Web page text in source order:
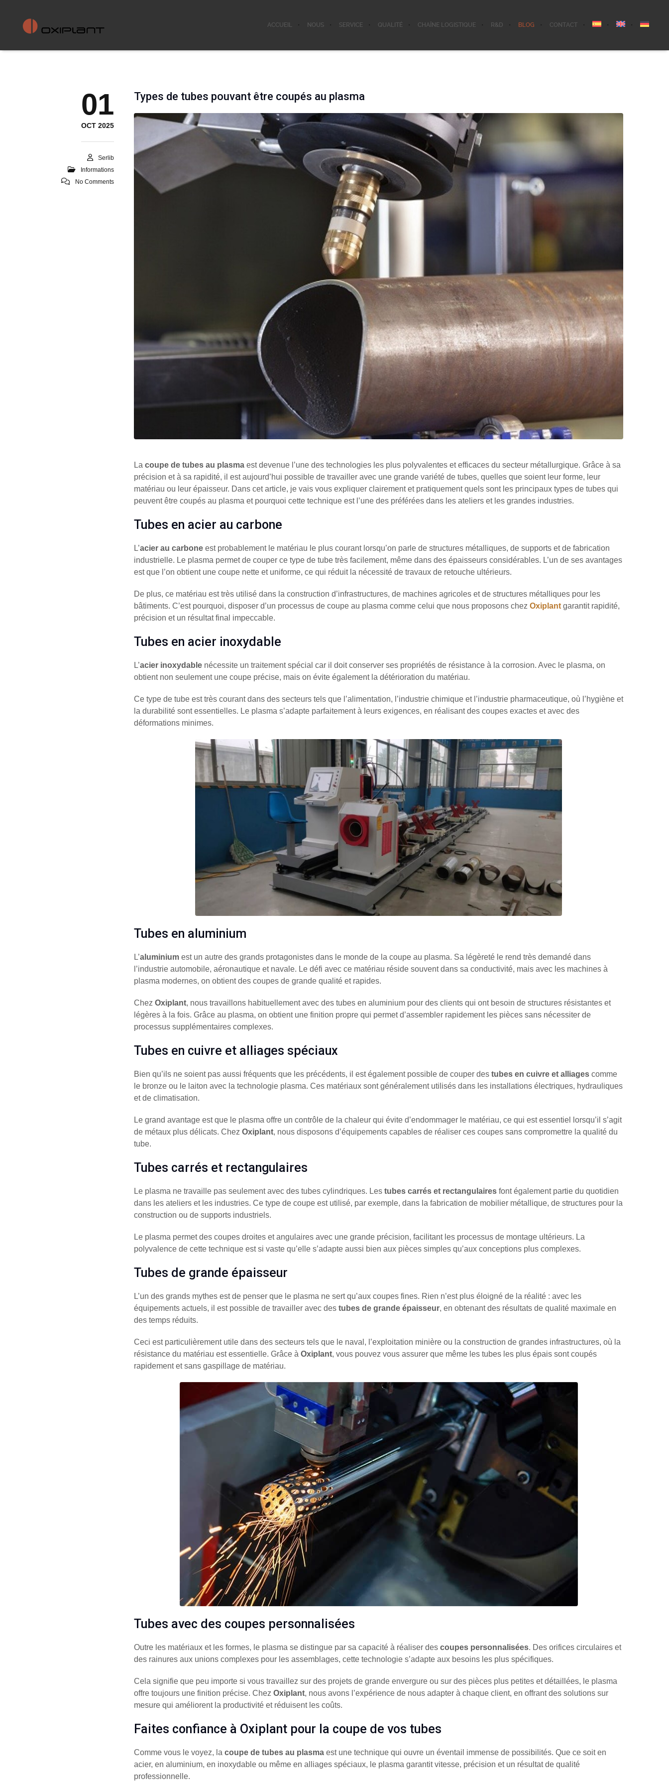
ACCUEIL NOUS SERVICE QUALITÉ CHAÎNE LOGISTIQUE R&D BLOG CONTACT
01
OCT 2025
Serlib
Informations
No Comments
Types de tubes pouvant être coupés au plasma
La coupe de tubes au plasma est devenue l’une des technologies les plus polyvalentes et efficaces du secteur métallurgique. Grâce à sa
précision et à sa rapidité, il est aujourd’hui possible de travailler avec une grande variété de tubes, quelles que soient leur forme, leur
matériau ou leur épaisseur. Dans cet article, je vais vous expliquer clairement et pratiquement quels sont les principaux types de tubes qui
peuvent être coupés au plasma et pourquoi cette technique est l’une des préférées dans les ateliers et les grandes industries.
Tubes en acier au carbone
L’acier au carbone est probablement le matériau le plus courant lorsqu’on parle de structures métalliques, de supports et de fabrication
industrielle. Le plasma permet de couper ce type de tube très facilement, même dans des épaisseurs considérables. L’un de ses avantages
est que l’on obtient une coupe nette et uniforme, ce qui réduit la nécessité de travaux de retouche ultérieurs.
De plus, ce matériau est très utilisé dans la construction d’infrastructures, de machines agricoles et de structures métalliques pour les
bâtiments. C’est pourquoi, disposer d’un processus de coupe au plasma comme celui que nous proposons chez Oxiplant garantit rapidité,
précision et un résultat final impeccable.
Tubes en acier inoxydable
L’acier inoxydable nécessite un traitement spécial car il doit conserver ses propriétés de résistance à la corrosion. Avec le plasma, on
obtient non seulement une coupe précise, mais on évite également la détérioration du matériau.
Ce type de tube est très courant dans des secteurs tels que l’alimentation, l’industrie chimique et l’industrie pharmaceutique, où l’hygiène et
la durabilité sont essentielles. Le plasma s’adapte parfaitement à leurs exigences, en réalisant des coupes exactes et avec des
déformations minimes.
Tubes en aluminium
L’aluminium est un autre des grands protagonistes dans le monde de la coupe au plasma. Sa légèreté le rend très demandé dans
l’industrie automobile, aéronautique et navale. Le défi avec ce matériau réside souvent dans sa conductivité, mais avec les machines à
plasma modernes, on obtient des coupes de grande qualité et rapides.
Chez Oxiplant, nous travaillons habituellement avec des tubes en aluminium pour des clients qui ont besoin de structures résistantes et
légères à la fois. Grâce au plasma, on obtient une finition propre qui permet d’assembler rapidement les pièces sans nécessiter de
processus supplémentaires complexes.
Tubes en cuivre et alliages spéciaux
Bien qu’ils ne soient pas aussi fréquents que les précédents, il est également possible de couper des tubes en cuivre et alliages comme
le bronze ou le laiton avec la technologie plasma. Ces matériaux sont généralement utilisés dans les installations électriques, hydrauliques
et de climatisation.
Le grand avantage est que le plasma offre un contrôle de la chaleur qui évite d’endommager le matériau, ce qui est essentiel lorsqu’il s’agit
de métaux plus délicats. Chez Oxiplant, nous disposons d’équipements capables de réaliser ces coupes sans compromettre la qualité du
tube.
Tubes carrés et rectangulaires
Le plasma ne travaille pas seulement avec des tubes cylindriques. Les tubes carrés et rectangulaires font également partie du quotidien
dans les ateliers et les industries. Ce type de coupe est utilisé, par exemple, dans la fabrication de mobilier métallique, de structures pour la
construction ou de supports industriels.
Le plasma permet des coupes droites et angulaires avec une grande précision, facilitant les processus de montage ultérieurs. La
polyvalence de cette technique est si vaste qu’elle s’adapte aussi bien aux pièces simples qu’aux conceptions plus complexes.
Tubes de grande épaisseur
L’un des grands mythes est de penser que le plasma ne sert qu’aux coupes fines. Rien n’est plus éloigné de la réalité : avec les
équipements actuels, il est possible de travailler avec des tubes de grande épaisseur, en obtenant des résultats de qualité maximale en
des temps réduits.
Ceci est particulièrement utile dans des secteurs tels que le naval, l’exploitation minière ou la construction de grandes infrastructures, où la
résistance du matériau est essentielle. Grâce à Oxiplant, vous pouvez vous assurer que même les tubes les plus épais sont coupés
rapidement et sans gaspillage de matériau.
Tubes avec des coupes personnalisées
Outre les matériaux et les formes, le plasma se distingue par sa capacité à réaliser des coupes personnalisées. Des orifices circulaires et
des rainures aux unions complexes pour les assemblages, cette technologie s’adapte aux besoins les plus spécifiques.
Cela signifie que peu importe si vous travaillez sur des projets de grande envergure ou sur des pièces plus petites et détaillées, le plasma
offre toujours une finition précise. Chez Oxiplant, nous avons l’expérience de nous adapter à chaque client, en offrant des solutions sur
mesure qui améliorent la productivité et réduisent les coûts.
Faites confiance à Oxiplant pour la coupe de vos tubes
Comme vous le voyez, la coupe de tubes au plasma est une technique qui ouvre un éventail immense de possibilités. Que ce soit en
acier, en aluminium, en inoxydable ou même en alliages spéciaux, le plasma garantit vitesse, précision et un résultat de qualité
professionnelle.